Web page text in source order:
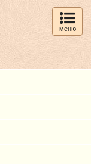
меню